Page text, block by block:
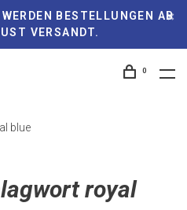
BESTELLUNGEN AB
VERSANDT.
0
blue
royal